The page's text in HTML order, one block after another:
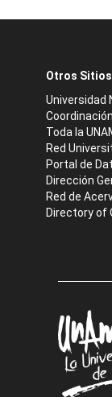
Otros Sitios
Universidad
Toda la
Red
Portal de
Dirección
Red de
Directory of